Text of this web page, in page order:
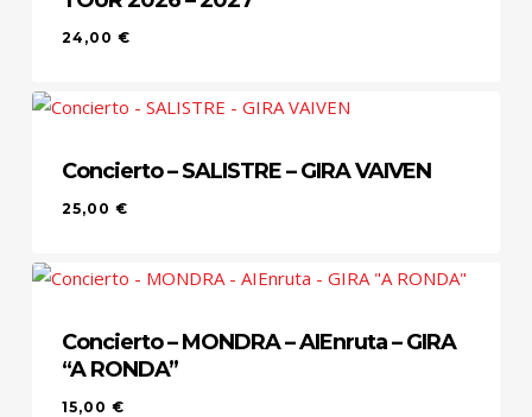
24,00 €
Concierto – SALISTRE – GIRA VAIVEN
25,00 €
Concierto – MONDRA – AIEnruta – GIRA
“A RONDA”
15,00 €